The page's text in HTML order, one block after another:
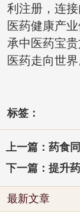
利注册，连
医药健康产
承中医药宝
医药走向世界
标签：
上一篇：药食
下一篇：提升
最新文章